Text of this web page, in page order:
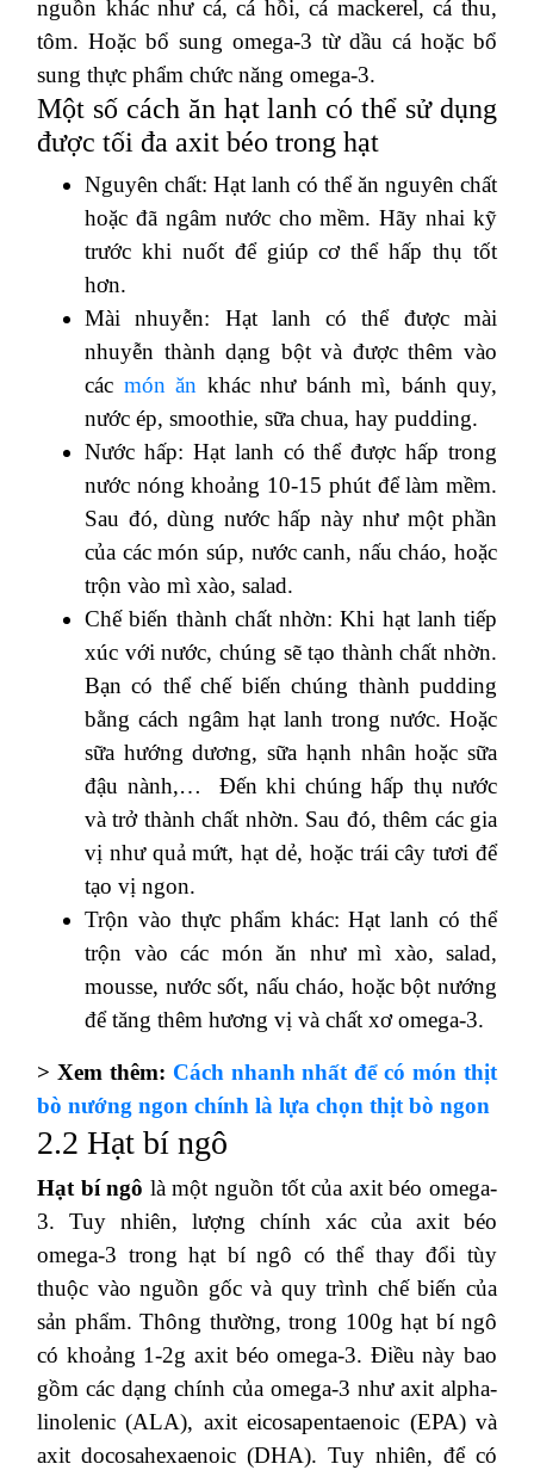
nguồn khác như cá, cá hồi, cá mackerel, cá thu,
tôm. Hoặc bổ sung omega-3 từ dầu cá hoặc bổ
sung thực phẩm chức năng omega-3.
Một số cách ăn hạt lanh có thể sử dụng
được tối đa axit béo trong hạt
Nguyên chất: Hạt lanh có thể ăn nguyên chất
hoặc đã ngâm nước cho mềm. Hãy nhai kỹ
trước khi nuốt để giúp cơ thể hấp thụ tốt
hơn.
Mài nhuyễn: Hạt lanh có thể được mài
nhuyễn thành dạng bột và được thêm vào
các món ăn khác như bánh mì, bánh quy,
nước ép, smoothie, sữa chua, hay pudding.
Nước hấp: Hạt lanh có thể được hấp trong
nước nóng khoảng 10-15 phút để làm mềm.
Sau đó, dùng nước hấp này như một phần
của các món súp, nước canh, nấu cháo, hoặc
trộn vào mì xào, salad.
Chế biến thành chất nhờn: Khi hạt lanh tiếp
xúc với nước, chúng sẽ tạo thành chất nhờn.
Bạn có thể chế biến chúng thành pudding
bằng cách ngâm hạt lanh trong nước. Hoặc
sữa hướng dương, sữa hạnh nhân hoặc sữa
đậu nành,… Đến khi chúng hấp thụ nước
và trở thành chất nhờn. Sau đó, thêm các gia
vị như quả mứt, hạt dẻ, hoặc trái cây tươi để
tạo vị ngon.
Trộn vào thực phẩm khác: Hạt lanh có thể
trộn vào các món ăn như mì xào, salad,
mousse, nước sốt, nấu cháo, hoặc bột nướng
để tăng thêm hương vị và chất xơ omega-3.
> Xem thêm: Cách nhanh nhất để có món thịt
bò nướng ngon chính là lựa chọn thịt bò ngon
2.2 Hạt bí ngô
Hạt bí ngô là một nguồn tốt của axit béo omega-
3. Tuy nhiên, lượng chính xác của axit béo
omega-3 trong hạt bí ngô có thể thay đổi tùy
thuộc vào nguồn gốc và quy trình chế biến của
sản phẩm. Thông thường, trong 100g hạt bí ngô
có khoảng 1-2g axit béo omega-3. Điều này bao
gồm các dạng chính của omega-3 như axit alpha-
linolenic (ALA), axit eicosapentaenoic (EPA) và
axit docosahexaenoic (DHA). Tuy nhiên, để có